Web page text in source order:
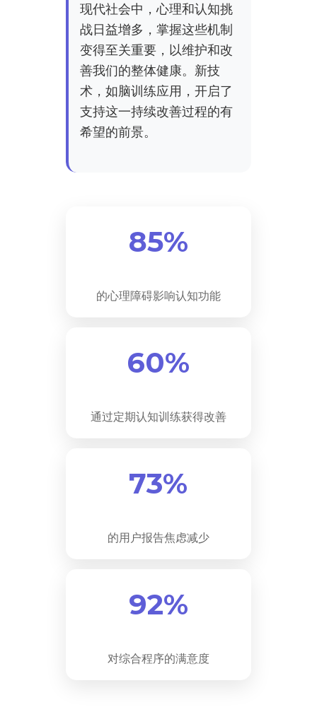
现代社会中，心理和认知挑
战日益增多，掌握这些机制
变得至关重要，以维护和改
善我们的整体健康。新技
术，如脑训练应用，开启了
支持这一持续改善过程的有
希望的前景。
85%
的心理障碍影响认知功能
60%
通过定期认知训练获得改善
73%
的用户报告焦虑减少
92%
对综合程序的满意度